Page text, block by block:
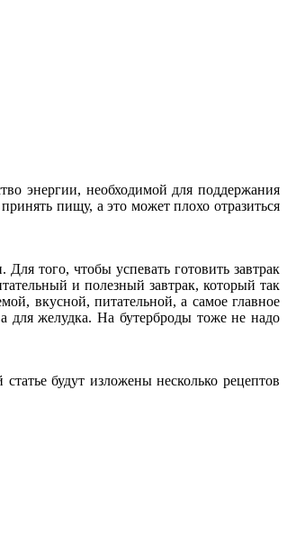
энергии, необходимой для поддержания
пищу, а это может плохо отразиться
того, чтобы успевать готовить завтрак
и полезный завтрак, который так
вкусной, питательной, а самое главное
для желудка. На бутерброды тоже не надо
будут изложены несколько рецептов